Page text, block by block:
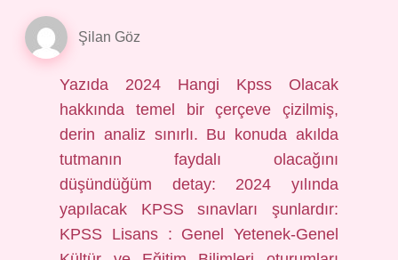
Şilan Göz
Yazıda 2024 Hangi Kpss Olacak
hakkında temel bir çerçeve çizilmiş,
derin analiz sınırlı. Bu konuda akılda
tutmanın faydalı olacağını
düşündüğüm detay: 2024 yılında
yapılacak KPSS sınavları şunlardır:
KPSS Lisans : Genel Yetenek-Genel